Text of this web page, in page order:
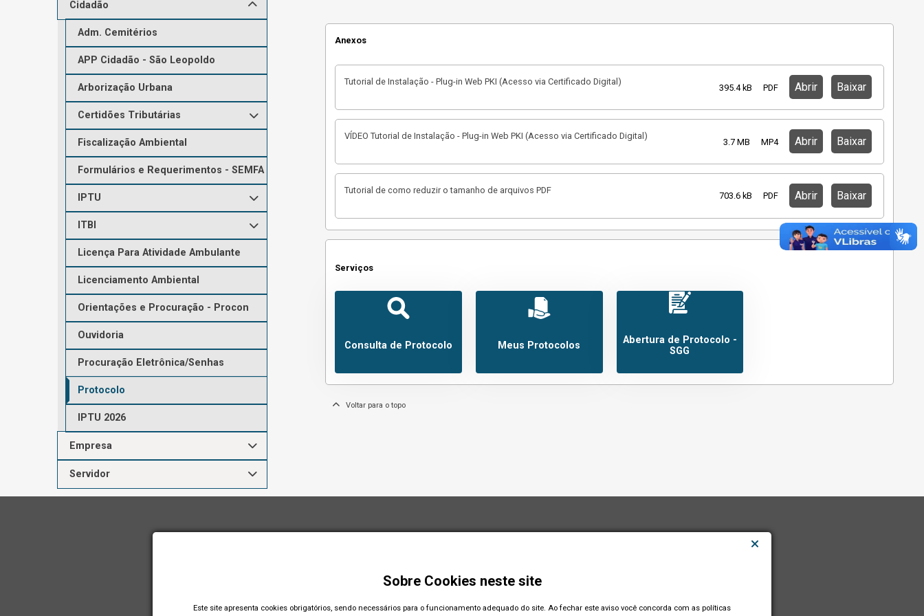
Cidadão
Adm. Cemitérios
APP Cidadão - São Leopoldo
Arborização Urbana
Certidões Tributárias
Fiscalização Ambiental
Formulários e Requerimentos - SEMFA
IPTU
ITBI
Licença Para Atividade Ambulante
Licenciamento Ambiental
Orientações e Procuração - Procon
Ouvidoria
Procuração Eletrônica/Senhas
Protocolo
IPTU 2026
Empresa
Servidor
Anexos
Tutorial de Instalação - Plug-in Web PKI (Acesso via Certificado Digital)
395.4 kB PDF Abrir Baixar
VÍDEO Tutorial de Instalação - Plug-in Web PKI (Acesso via Certificado Digital)
3.7 MB MP4 Abrir Baixar
Tutorial de como reduzir o tamanho de arquivos PDF
703.6 kB PDF Abrir Baixar
Serviços
Consulta de Protocolo Meus Protocolos
Abertura de Protocolo -
SGG
Voltar para o topo
Sobre Cookies neste site
Este site apresenta cookies obrigatórios, sendo necessários para o funcionamento adequado do site. Ao fechar este aviso você concorda com as políticas